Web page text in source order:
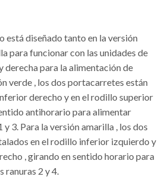
diseñado tanto en la versión
para funcionar con las unidades de
derecha para la alimentación de
verde , los dos portacarretes están
derecho y en el rodillo superior
antihorario para alimentar
3. Para la versión amarilla , los dos
en el rodillo inferior izquierdo y
, girando en sentido horario para
ranuras 2 y 4.